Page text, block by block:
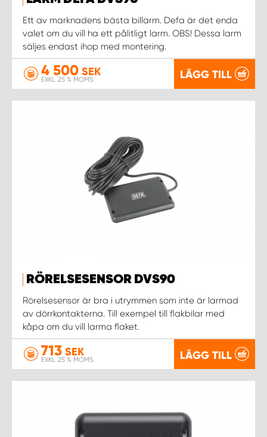
Ett av marknadens bästa billarm. Defa är det enda
valet om du vill ha ett pålitligt larm. OBS! Dessa larm
säljes endast ihop med montering.
4 500 SEK
EXKL. 25 % MOMS LÄGG TILL
RÖRELSESENSOR DVS90
Rörelsesensor är bra i utrymmen som inte är larmad
av dörrkontakterna. Till exempel till flakbilar med
kåpa om du vill larma flaket.
713 SEK
EXKL. 25 % MOMS LÄGG TILL
WORK SYSTEM SKELLEFTEÅ
WORK SYSTEM SKÖVDE
WORK SYSTEM STOCKHOLM SYD
WORK SYSTEM SUNDSVALL
WORK SYSTEM UPPSALA
WORK SYSTEM VARBERG
WORK SYSTEM VÄRNAMO